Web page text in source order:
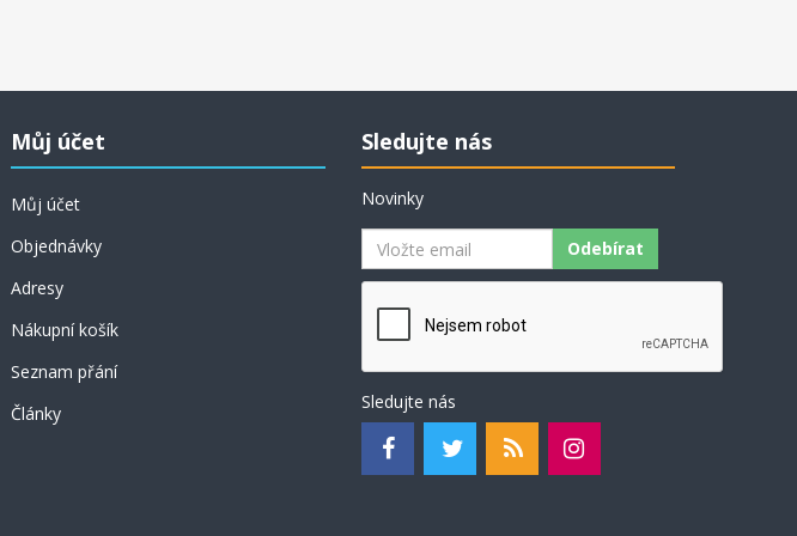
Můj účet
Můj účet
Objednávky
Adresy
Nákupní košík
Seznam přání
Články
Sledujte nás
Novinky
Odebírat
Sledujte nás